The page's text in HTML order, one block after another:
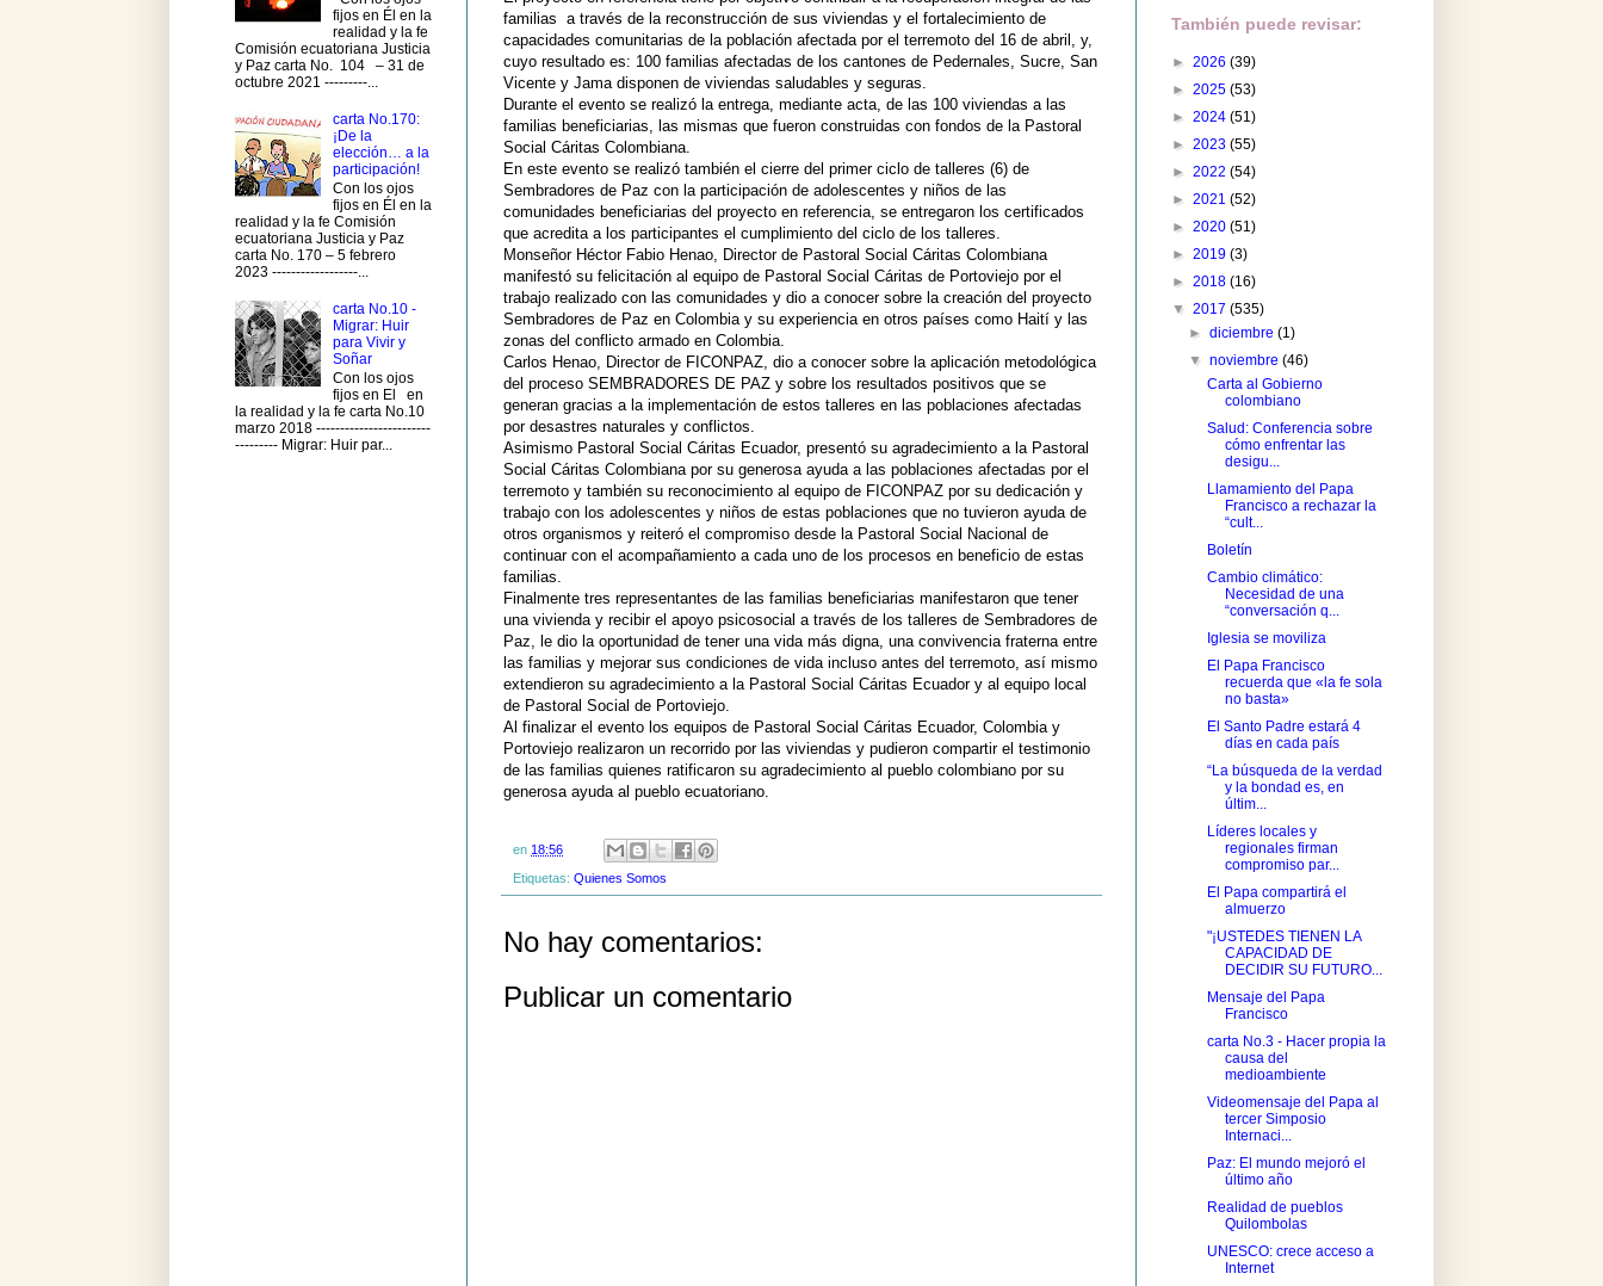
familias a través de la reconstrucción de sus viviendas y el fortalecimiento de
capacidades comunitarias de la población afectada por el terremoto del 16 de abril, y,
cuyo resultado es: 100 familias afectadas de los cantones de Pedernales, Sucre, San
Vicente y Jama disponen de viviendas saludables y seguras.
Durante el evento se realizó la entrega, mediante acta, de las 100 viviendas a las
familias beneficiarias, las mismas que fueron construidas con fondos de la Pastoral
Social Cáritas Colombiana.
En este evento se realizó también el cierre del primer ciclo de talleres (6) de
Sembradores de Paz con la participación de adolescentes y niños de las
comunidades beneficiarias del proyecto en referencia, se entregaron los certificados
que acredita a los participantes el cumplimiento del ciclo de los talleres.
Monseñor Héctor Fabio Henao, Director de Pastoral Social Cáritas Colombiana
manifestó su felicitación al equipo de Pastoral Social Cáritas de Portoviejo por el
trabajo realizado con las comunidades y dio a conocer sobre la creación del proyecto
Sembradores de Paz en Colombia y su experiencia en otros países como Haití y las
zonas del conflicto armado en Colombia.
Carlos Henao, Director de FICONPAZ, dio a conocer sobre la aplicación metodológica
del proceso SEMBRADORES DE PAZ y sobre los resultados positivos que se
generan gracias a la implementación de estos talleres en las poblaciones afectadas
por desastres naturales y conflictos.
Asimismo Pastoral Social Cáritas Ecuador, presentó su agradecimiento a la Pastoral
Social Cáritas Colombiana por su generosa ayuda a las poblaciones afectadas por el
terremoto y también su reconocimiento al equipo de FICONPAZ por su dedicación y
trabajo con los adolescentes y niños de estas poblaciones que no tuvieron ayuda de
otros organismos y reiteró el compromiso desde la Pastoral Social Nacional de
continuar con el acompañamiento a cada uno de los procesos en beneficio de estas
familias.
Finalmente tres representantes de las familias beneficiarias manifestaron que tener
una vivienda y recibir el apoyo psicosocial a través de los talleres de Sembradores de
Paz, le dio la oportunidad de tener una vida más digna, una convivencia fraterna entre
las familias y mejorar sus condiciones de vida incluso antes del terremoto, así mismo
extendieron su agradecimiento a la Pastoral Social Cáritas Ecuador y al equipo local
de Pastoral Social de Portoviejo.
Al finalizar el evento los equipos de Pastoral Social Cáritas Ecuador, Colombia y
Portoviejo realizaron un recorrido por las viviendas y pudieron compartir el testimonio
de las familias quienes ratificaron su agradecimiento al pueblo colombiano por su
generosa ayuda al pueblo ecuatoriano.
en 18:56
Etiquetas: Quienes Somos
No hay comentarios:
Publicar un comentario
fijos en Él en la
realidad y la fe
Comisión ecuatoriana Justicia
y Paz carta No. 104 – 31 de
octubre 2021 ---------...
carta No.170:
¡De la
elección… a la
participación!
Con los ojos
fijos en Él en la
realidad y la fe Comisión
ecuatoriana Justicia y Paz
carta No. 170 – 5 febrero
2023 ------------------...
carta No.10 -
Migrar: Huir
para Vivir y
Soñar
Con los ojos
fijos en El en
la realidad y la fe carta No.10
marzo 2018 ------------------------
--------- Migrar: Huir par...
También puede revisar:
► 2026 (39)
► 2025 (53)
► 2024 (51)
► 2023 (55)
► 2022 (54)
► 2021 (52)
► 2020 (51)
► 2019 (3)
► 2018 (16)
▼ 2017 (535)
►diciembre(1)
▼noviembre(46)
Carta al Gobierno
colombiano
Salud: Conferencia sobre
cómo enfrentar las
desigu...
Llamamiento del Papa
Francisco a rechazar la
“cult...
Boletín
Cambio climático:
Necesidad de una
“conversación q...
Iglesia se moviliza
El Papa Francisco
recuerda que «la fe sola
no basta»
El Santo Padre estará 4
días en cada país
“La búsqueda de la verdad
y la bondad es, en
últim...
Líderes locales y
regionales firman
compromiso par...
El Papa compartirá el
almuerzo
"¡USTEDES TIENEN LA
CAPACIDAD DE
DECIDIR SU FUTURO...
Mensaje del Papa
Francisco
carta No.3 - Hacer propia la
causa del
medioambiente
Videomensaje del Papa al
tercer Simposio
Internaci...
Paz: El mundo mejoró el
último año
Realidad de pueblos
Quilombolas
UNESCO: crece acceso a
Internet